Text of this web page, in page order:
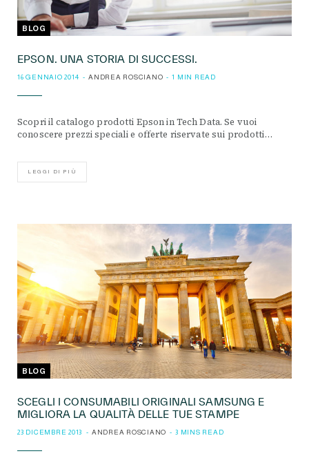
BLOG
EPSON. UNA STORIA DI SUCCESSI.
16 GENNAIO 2014 ANDREA ROSCIANO 1 MIN READ
Scopri il catalogo prodotti Epson in Tech Data. Se vuoi
conoscere prezzi speciali e offerte riservate sui prodotti…
LEGGI DI PIÙ
BLOG
SCEGLI I CONSUMABILI ORIGINALI SAMSUNG E
MIGLIORA LA QUALITÀ DELLE TUE STAMPE
23 DICEMBRE 2013 ANDREA ROSCIANO 3 MINS READ